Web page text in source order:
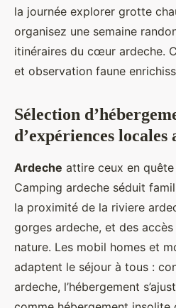
la journée explorer grotte
organisez une semaine
itinéraires du cœur ardeche.
et observation faune
Sélection
d’expériences locales
Ardeche attire ceux en
Camping ardeche séduit
la proximité de la riviere
gorges ardeche, et des
nature. Les mobil homes et
adaptent le séjour à tous :
ardeche, l’hébergement